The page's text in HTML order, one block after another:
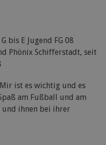
bis E Jugend FG 08
Phönix Schifferstadt, seit
Mir ist es wichtig und es
am Fußball und am
ihnen bei ihrer